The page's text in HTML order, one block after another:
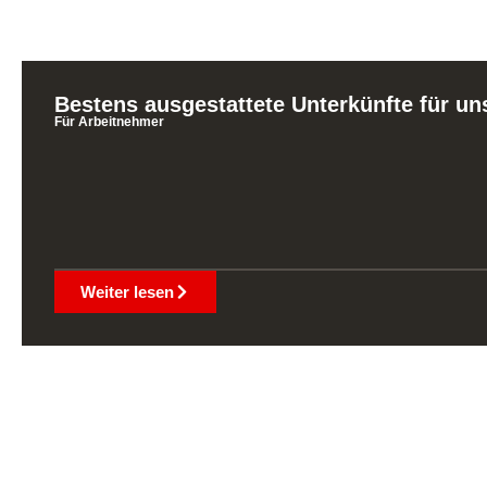
Bestens ausgestattete Unterkünfte für
Für Arbeitnehmer
Weiter lesen